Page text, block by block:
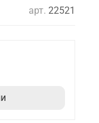
арт. 22521